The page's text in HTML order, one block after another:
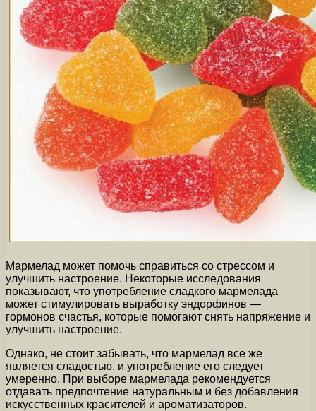
Мармелад может помочь справиться со стрессом и
улучшить настроение. Некоторые исследования
показывают, что употребление сладкого мармелада
может стимулировать выработку эндорфинов —
гормонов счастья, которые помогают снять напряжение и
улучшить настроение.
Однако, не стоит забывать, что мармелад все же
является сладостью, и употребление его следует
умеренно. При выборе мармелада рекомендуется
отдавать предпочтение натуральным и без добавления
искусственных красителей и ароматизаторов.